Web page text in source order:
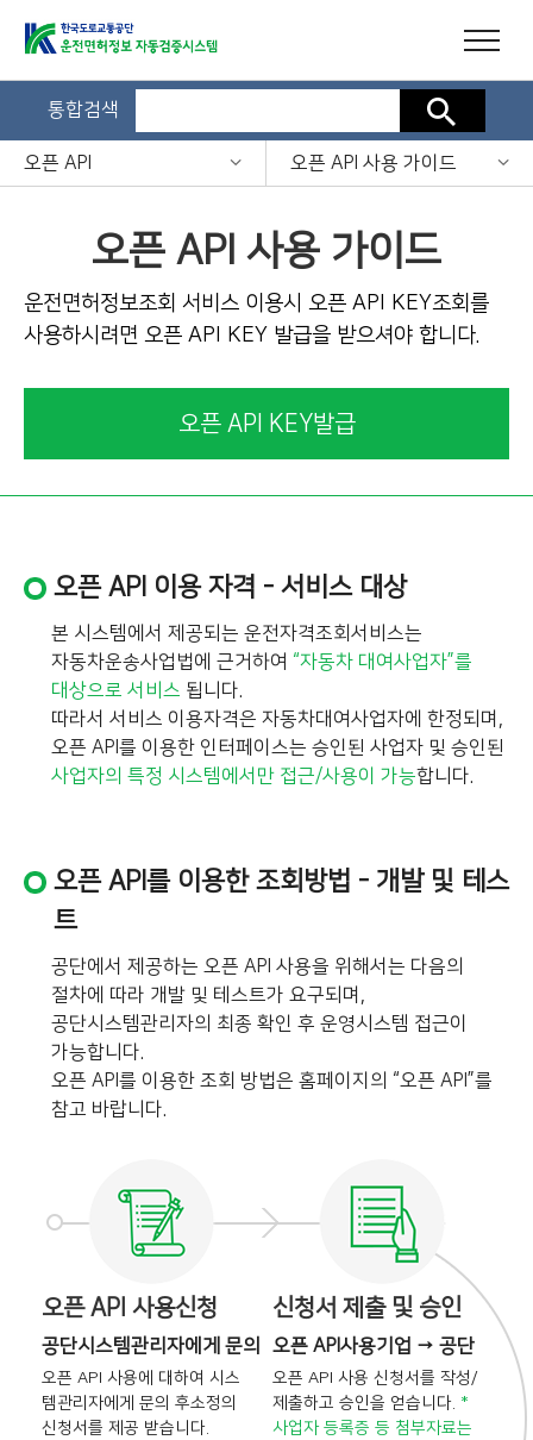
통합검색 검색
오픈 API 오픈 API 사용 가이드
오픈 API 사용 가이드
운전면허정보조회 서비스 이용시 오픈 API KEY조회를
사용하시려면 오픈 API KEY 발급을 받으셔야 합니다.
오픈 API KEY발급
오픈 API 이용 자격 - 서비스 대상
본 시스템에서 제공되는 운전자격조회서비스는
자동차운송사업법에 근거하여 “자동차 대여사업자”를
대상으로 서비스 됩니다.
따라서 서비스 이용자격은 자동차대여사업자에 한정되며,
오픈 API를 이용한 인터페이스는 승인된 사업자 및 승인된
사업자의 특정 시스템에서만 접근/사용이 가능합니다.
오픈 API를 이용한 조회방법 - 개발 및 테스
트
공단에서 제공하는 오픈 API 사용을 위해서는 다음의
절차에 따라 개발 및 테스트가 요구되며,
공단시스템관리자의 최종 확인 후 운영시스템 접근이
가능합니다.
오픈 API를 이용한 조회 방법은 홈페이지의 “오픈 API”를
참고 바랍니다.
오픈 API 사용신청
공단시스템관리자에게 문의
오픈 API 사용에 대하여 시스
템관리자에게 문의 후소정의
신청서를 제공 받습니다.
신청서 제출 및 승인
오픈 API사용기업 → 공단
오픈 API 사용 신청서를 작성/
제출하고 승인을 얻습니다. *
사업자 등록증 등 첨부자료는